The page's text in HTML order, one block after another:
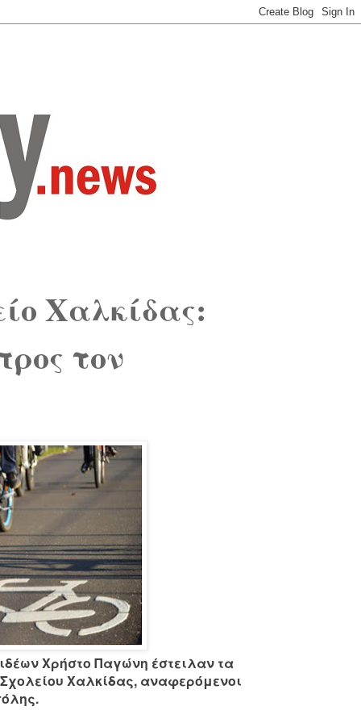
Χαλκίδας:
τον
Χρήστο Παγώνη έστειλαν τα
Χαλκίδας, αναφερόμενοι